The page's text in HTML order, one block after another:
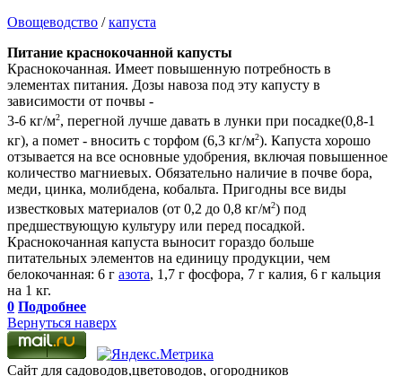
Овощеводство /капуста
Питание краснокочанной капусты
Краснокочанная. Имеет повышенную потребность в
элементах питания. Дозы навоза под эту капусту в
зависимости от почвы -
3-6 кг/м2, перегной лучше давать в лунки при посадке(0,8-1
кг), а помет - вносить с торфом (6,3 кг/м2). Капуста хорошо
отзывается на все основные удобрения, включая повышенное
количество магниевых. Обязательно наличие в почве бора,
меди, цинка, молибдена, кобальта. Пригодны все виды
известковых материалов (от 0,2 до 0,8 кг/м2) под
предшествующую культуру или перед посадкой.
Краснокочанная капуста выносит гораздо больше
питательных элементов на единицу продукции, чем
белокочанная: 6 г азота, 1,7 г фосфора, 7 г калия, 6 г кальция
на 1 кг.
0 Подробнее
Вернуться наверх
Сайт для садоводов,цветоводов, огородников